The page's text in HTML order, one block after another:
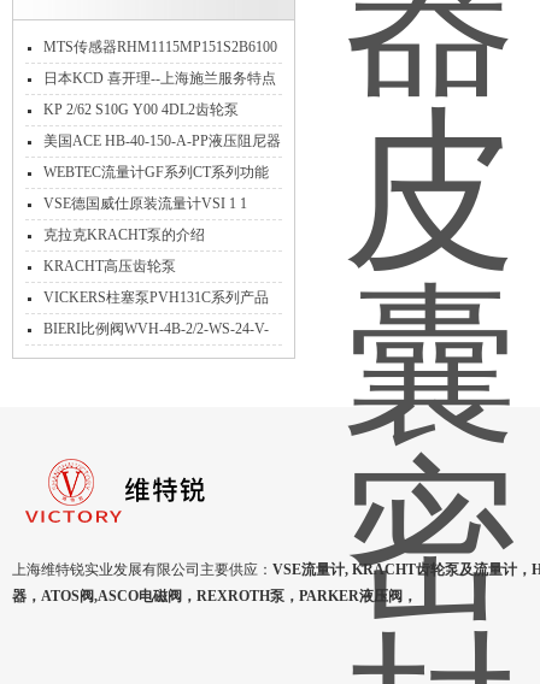
MTS传感器RHM1115MP151S2B6100
产品特性
日本KCD 喜开理--上海施兰服务特点
KP 2/62 S10G Y00 4DL2齿轮泵
KRACHT产品讲解
美国ACE HB-40-150-A-PP液压阻尼器
介绍
WEBTEC流量计GF系列CT系列功能
区别原装现货哪里找
VSE德国威仕原装流量计VSI 1 1
GPO12V 42R11 5安装注意事项特性
克拉克KRACHT泵的介绍
KRACHT高压齿轮泵
KP1/6.3G10AK0A4NL1优势特点
VICKERS柱塞泵PVH131C系列产品
详细介绍
BIERI比例阀WVH-4B-2/2-WS-24-V-
B00应用​
上海维特锐实业发展有限公司主要供应： VSE流量计, KRACHT齿轮泵及流量计，
器，ATOS阀,ASCO电磁阀，REXROTH泵，PARKER液压阀，